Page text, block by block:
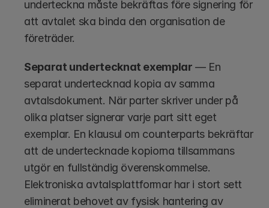
underteckna måste bekräftas före signering för
att avtalet ska binda den organisation de
företräder.
Separat undertecknat exemplar — En
separat undertecknad kopia av samma
avtalsdokument. När parter skriver under på
olika platser signerar varje part sitt eget
exemplar. En klausul om counterparts bekräftar
att de undertecknade kopiorna tillsammans
utgör en fullständig överenskommelse.
Elektroniska avtalsplattformar har i stort sett
eliminerat behovet av fysisk hantering av